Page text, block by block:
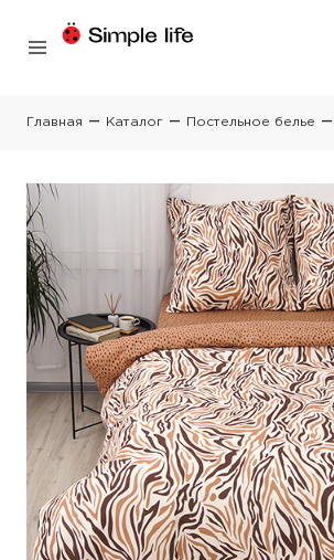
Главная Каталог Постельное белье